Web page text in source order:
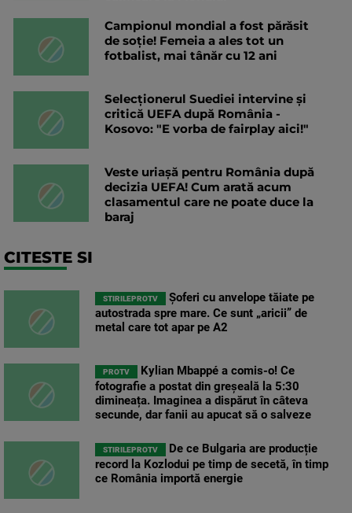
Campionul mondial a fost părăsit
de soție! Femeia a ales tot un
fotbalist, mai tânăr cu 12 ani
Selecționerul Suediei intervine și
critică UEFA după România -
Kosovo: "E vorba de fairplay aici!"
Veste uriașă pentru România după
decizia UEFA! Cum arată acum
clasamentul care ne poate duce la
baraj
CITESTE SI
STIRILEPROTV
Șoferi cu anvelope tăiate pe
autostrada spre mare. Ce sunt „aricii” de
metal care tot apar pe A2
PROTV
Kylian Mbappé a comis-o! Ce
fotografie a postat din greșeală la 5:30
dimineața. Imaginea a dispărut în câteva
secunde, dar fanii au apucat să o salveze
STIRILEPROTV
De ce Bulgaria are producție
record la Kozlodui pe timp de secetă, în timp
ce România importă energie